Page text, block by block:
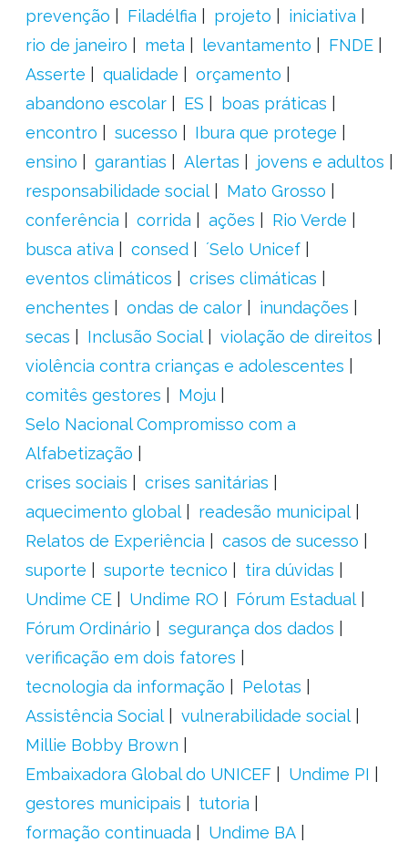
prevenção
Filadélfia projeto
iniciativa
rio de janeiro
meta levantamento
FNDE
Asserte
qualidade
orçamento
abandono escolar
ES
boas práticas
encontro
sucesso
Ibura que protege
ensino
garantias Alertas
jovens e adultos
responsabilidade social
Mato Grosso
conferência
corrida ações
Rio Verde
busca ativa
consed
´Selo Unicef
eventos climáticos
crises climáticas
enchentes
ondas de calor
inundações
secas
Inclusão Social
violação de direitos
violência contra crianças e adolescentes
comitês gestores
Moju
Selo Nacional Compromisso com a
Alfabetização
crises sociais
crises sanitárias
aquecimento global
readesão municipal
Relatos de Experiência
casos de sucesso
suporte
suporte tecnico
tira dúvidas
Undime CE
Undime RO
Fórum Estadual
Fórum Ordinário
segurança dos dados
verificação em dois fatores
tecnologia da informação
Pelotas
Assistência Social
vulnerabilidade social
Millie Bobby Brown
Embaixadora Global do UNICEF
Undime PI
gestores municipais
tutoria
formação continuada
Undime BA